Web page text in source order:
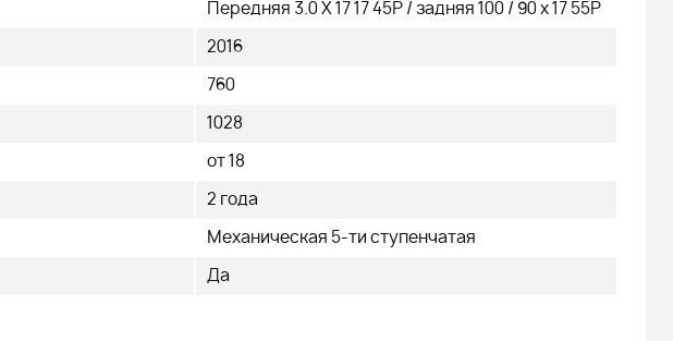
Передняя 3.0 Х 17 17 45Р / задняя 100 / 90 х 17 55Р
2016
760
1028
от 18
2 года
Механическая 5-ти ступенчатая
Да